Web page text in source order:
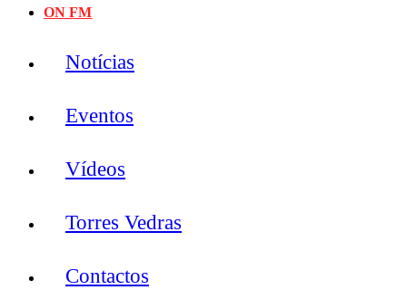
ON FM
Notícias
Eventos
Vídeos
Torres Vedras
Contactos